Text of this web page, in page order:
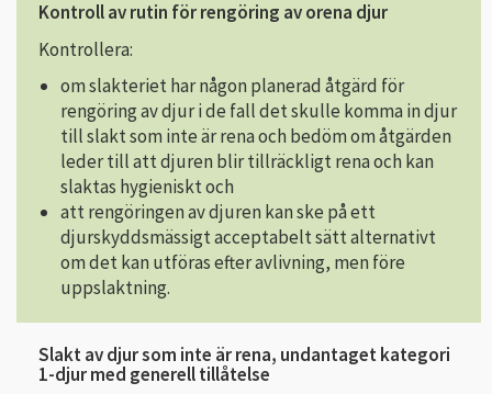
Kontroll av rutin för rengöring av orena djur
Kontrollera:
om slakteriet har någon planerad åtgärd för
rengöring av djur i de fall det skulle komma in djur
till slakt som inte är rena och bedöm om åtgärden
leder till att djuren blir tillräckligt rena och kan
slaktas hygieniskt och
att rengöringen av djuren kan ske på ett
djurskyddsmässigt acceptabelt sätt alternativt
om det kan utföras efter avlivning, men före
uppslaktning.
Slakt av djur som inte är rena, undantaget kategori
1-djur med generell tillåtelse